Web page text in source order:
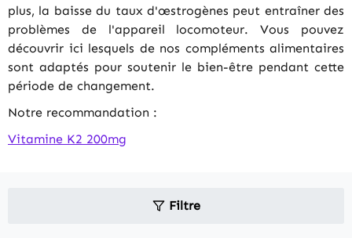
plus, la baisse du taux d'œstrogènes peut entraîner des
problèmes de l'appareil locomoteur. Vous pouvez
découvrir ici lesquels de nos compléments alimentaires
sont adaptés pour soutenir le bien-être pendant cette
période de changement.
Notre recommandation :
Vitamine K2 200mg
Filtre